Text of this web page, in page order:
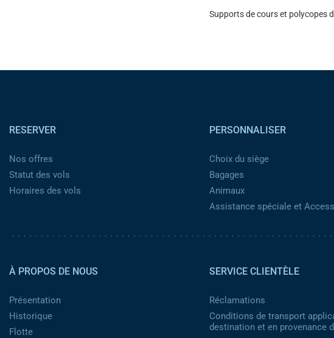
Supports de cours et polycopes
RESERVER
Nos offres
Statut des vols
Horaires des vols
PERSONNALISER
Choix du siège
Bagages
Animaux
Assistance spéciale et
À PROPOS DE NOUS
Présentation
Historique
Flotte
SERVICE CLIENTÈLE
Réclamations
Conditions de transport
destination et en provenance